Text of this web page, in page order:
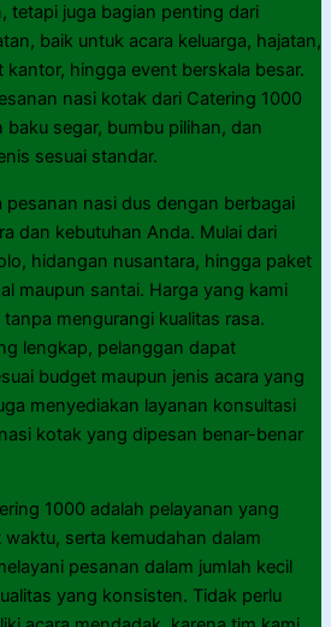
tetapi juga bagian penting dari
baik untuk acara keluarga, hajatan,
kantor, hingga event berskala besar.
nasi kotak dari Catering 1000
segar, bumbu pilihan, dan
sesuai standar.
pesanan nasi dus dengan berbagai
dan kebutuhan Anda. Mulai dari
hidangan nusantara, hingga paket
maupun santai. Harga yang kami
mengurangi kualitas rasa.
lengkap, pelanggan dapat
budget maupun jenis acara yang
menyediakan layanan konsultasi
kotak yang dipesan benar-benar
1000 adalah pelayanan yang
serta kemudahan dalam
pesanan dalam jumlah kecil
yang konsisten. Tidak perlu